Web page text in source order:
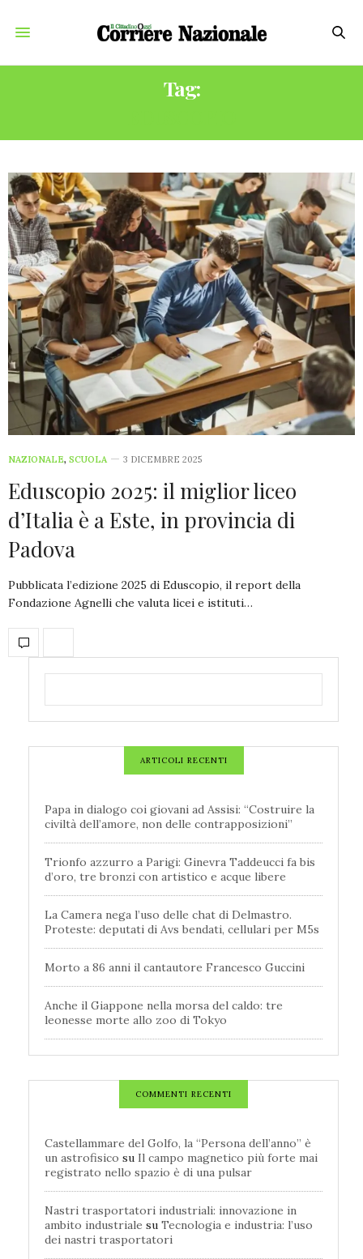
Tag:
NAZIONALE, SCUOLA 3 DICEMBRE 2025
Eduscopio 2025: il miglior liceo
d’Italia è a Este, in provincia di
Padova
Pubblicata l’edizione 2025 di Eduscopio, il report della
Fondazione Agnelli che valuta licei e istituti…
ARTICOLI RECENTI
Papa in dialogo coi giovani ad Assisi: “Costruire la
civiltà dell’amore, non delle contrapposizioni”
Trionfo azzurro a Parigi: Ginevra Taddeucci fa bis
d’oro, tre bronzi con artistico e acque libere
La Camera nega l’uso delle chat di Delmastro.
Proteste: deputati di Avs bendati, cellulari per M5s
Morto a 86 anni il cantautore Francesco Guccini
Anche il Giappone nella morsa del caldo: tre
leonesse morte allo zoo di Tokyo
COMMENTI RECENTI
Castellammare del Golfo, la “Persona dell’anno” è
un astrofisico su Il campo magnetico più forte mai
registrato nello spazio è di una pulsar
Nastri trasportatori industriali: innovazione in
ambito industriale su Tecnologia e industria: l’uso
dei nastri trasportatori